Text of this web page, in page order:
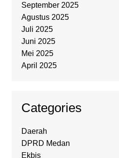
September 2025
Agustus 2025
Juli 2025
Juni 2025
Mei 2025
April 2025
Categories
Daerah
DPRD Medan
Ekbis